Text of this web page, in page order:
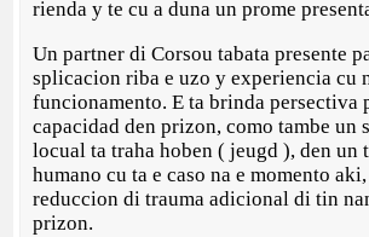
rienda y te cu a duna un prome
Un partner di Corsou tabata presente
splicacion riba e uzo y experiencia cu
funcionamento. E ta brinda persectiva
capacidad den prizon, como tambe un
locual ta traha hoben ( jeugd ), den un
humano cu ta e caso na e momento
reduccion di trauma adicional di tin
prizon.